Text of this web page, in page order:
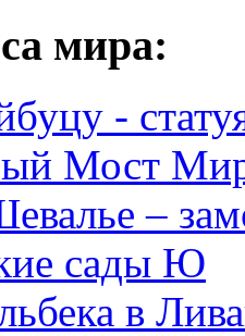
мира:
-
Мост
–
сады Ю
в